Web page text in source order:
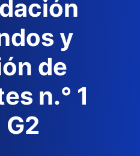
y
de
n.° 1